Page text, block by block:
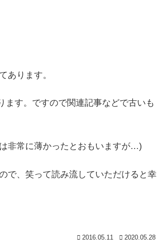
あります。
す。ですので関連記事などで古いも
非常に薄かったとおもいますが…)
で、笑って読み流していただけると幸
2016.05.11 2020.05.28